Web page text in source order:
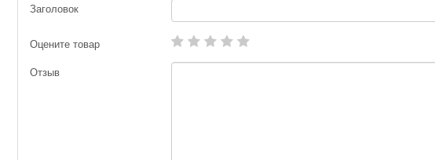
Заголовок
Оцените товар
Отзыв